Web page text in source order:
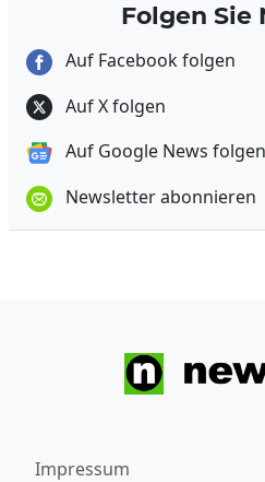
Folgen Sie
Auf Facebook folgen
Auf X folgen
Auf Google News folgen
Newsletter abonnieren
Impressum